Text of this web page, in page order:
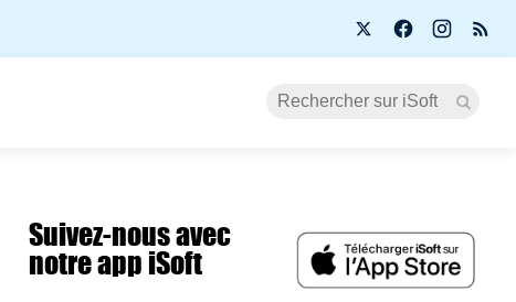
Suivez-nous avec
notre app iSoft